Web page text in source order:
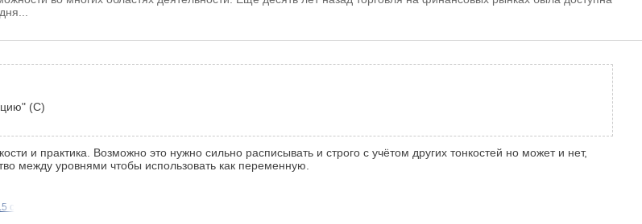
(С)
и практика. Возможно это нужно сильно расписывать и строго с учётом других тонкостей но может и нет,
между уровнями чтобы использовать как переменную.
с